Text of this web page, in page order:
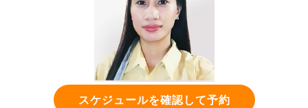
スケジュールを確認して予約